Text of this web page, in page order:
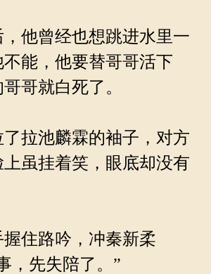
他曾经也想跳进水里一
能，他要替哥哥活下
哥就白死了。
拉池麟霖的袖子，对方
虽挂着笑，眼底却没有
住路吟，冲秦新柔
，先失陪了。”